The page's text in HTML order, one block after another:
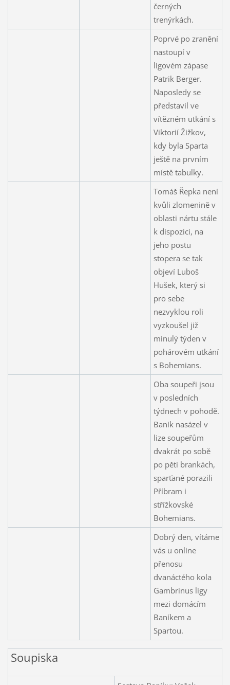
černých
trenýrkách.
Poprvé po zranění
nastoupí v
ligovém zápase
Patrik Berger.
Naposledy se
představil ve
vítězném utkání s
Viktorií Žižkov,
kdy byla Sparta
ještě na prvním
místě tabulky.
Tomáš Řepka není
kvůli zlomenině v
oblasti nártu stále
k dispozici, na
jeho postu
stopera se tak
objeví Luboš
Hušek, který si
pro sebe
nezvyklou roli
vyzkoušel již
minulý týden v
pohárovém utkání
s Bohemians.
Oba soupeři jsou
v posledních
týdnech v pohodě.
Baník nasázel v
lize soupeřům
dvakrát po sobě
po pěti brankách,
sparťané porazili
Příbram i
střížkovské
Bohemians.
Dobrý den, vítáme
vás u online
přenosu
dvanáctého kola
Gambrinus ligy
mezi domácím
Baníkem a
Spartou.
Soupiska